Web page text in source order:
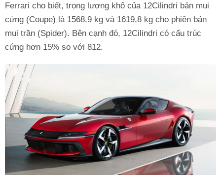
Ferrari cho biết, trọng lượng khô của 12Cilindri bản mui
cứng (Coupe) là 1568,9 kg và 1619,8 kg cho phiên bản
mui trần (Spider). Bên cạnh đó, 12Cilindri có cấu trúc
cứng hơn 15% so với 812.